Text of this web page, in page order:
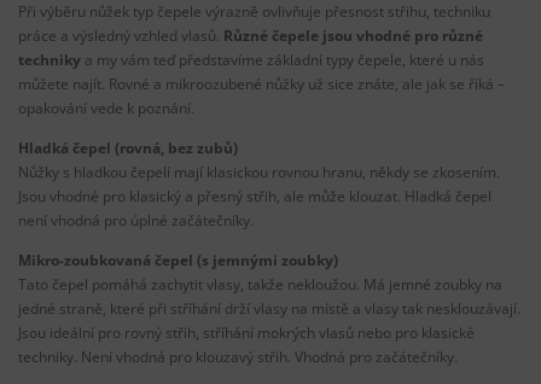
Při výběru nůžek typ čepele výrazně ovlivňuje přesnost střihu, techniku
práce a výsledný vzhled vlasů. Různé čepele jsou vhodné pro různé
techniky a my vám teď představíme základní typy čepele, které u nás
můžete najít. Rovné a mikroozubené nůžky už sice znáte, ale jak se říká –
opakování vede k poznání.
Hladká čepel (rovná, bez zubů)
Nůžky s hladkou čepelí mají klasickou rovnou hranu, někdy se zkosením.
Jsou vhodné pro klasický a přesný střih, ale může klouzat. Hladká čepel
není vhodná pro úplné začátečníky.
Mikro-zoubkovaná čepel (s jemnými zoubky)
Tato čepel pomáhá zachytit vlasy, takže nekloužou. Má jemné zoubky na
jedné straně, které při stříhání drží vlasy na místě a vlasy tak nesklouzávají.
Jsou ideální pro rovný střih, stříhání mokrých vlasů nebo pro klasické
techniky. Není vhodná pro klouzavý střih. Vhodná pro začátečníky.